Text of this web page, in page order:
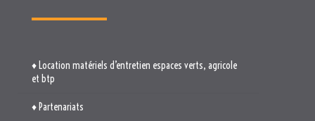
♦ Recrutement
♦ Materiels BTP , Recyclage Environnement MEDIMAT
♦ Le Groupe RHF